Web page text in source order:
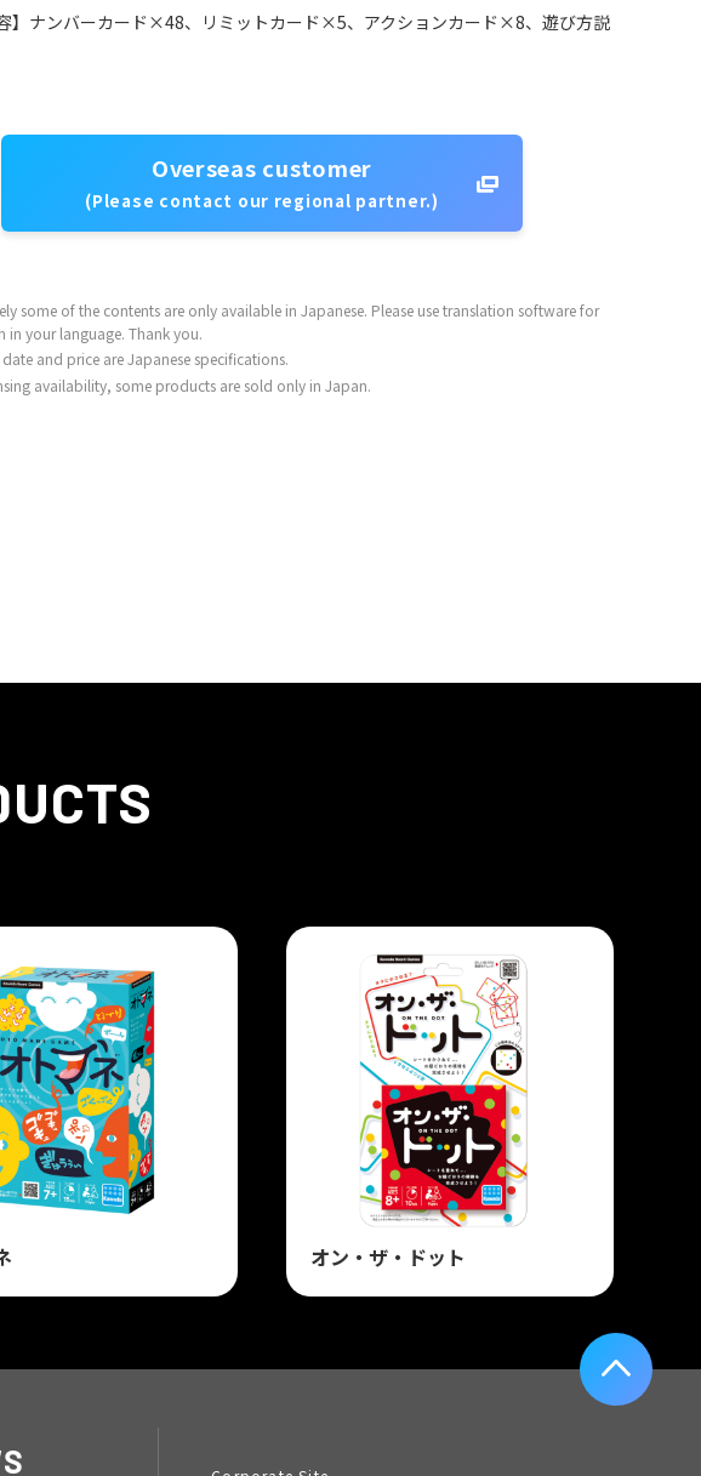
容】ナンバーカード×48、リミットカード×5、アクションカード×8、遊び方説
Overseas customer
(Please contact our regional partner.)
some of the contents are only available in Japanese. Please use translation software for
in your language. Thank you.
date and price are Japanese specifications.
availability, some products are sold only in Japan.
オン・ザ・ドット